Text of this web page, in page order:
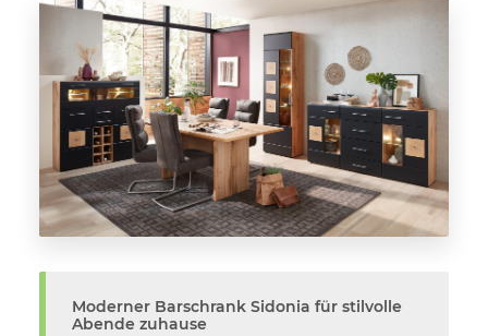
Moderner Barschrank Sidonia für stilvolle
Abende zuhause